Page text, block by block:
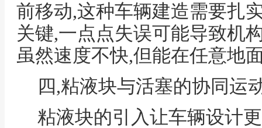
前移动,这种车辆建造需要扎
关键,一点点失误可能导致机
虽然速度不快,但能在任意地
四,粘液块与活塞的协同运
粘液块的引入让车辆设计